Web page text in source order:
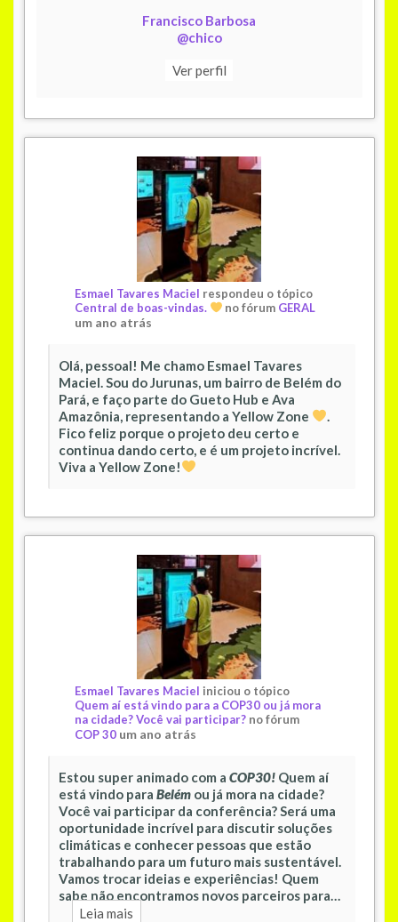
Francisco Barbosa
@chico
Ver perfil
Esmael Tavares Maciel respondeu o tópico
Central de boas-vindas.
no fórum GERAL
um ano atrás
Olá, pessoal! Me chamo Esmael Tavares
Maciel. Sou do Jurunas, um bairro de Belém do
Pará, e faço parte do Gueto Hub e Ava
Amazônia, representando a Yellow Zone
.
Fico feliz porque o projeto deu certo e
continua dando certo, e é um projeto incrível.
Viva a Yellow Zone!
Esmael Tavares Maciel iniciou o tópico
Quem aí está vindo para a COP30 ou já mora
na cidade? Você vai participar?no fórum
COP 30 um ano atrás
Estou super animado com a COP30!Quem aí
está vindo para Belémou já mora na cidade?
Você vai participar da conferência? Será uma
oportunidade incrível para discutir soluções
climáticas e conhecer pessoas que estão
trabalhando para um futuro mais sustentável.
Vamos trocar ideias e experiências! Quem
sabe não encontramos novos parceiros para…
Leia mais